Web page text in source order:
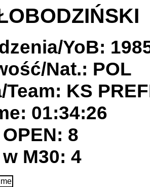
YoB:
Nat.: POL
KS
01:34:26
8
M30: 4